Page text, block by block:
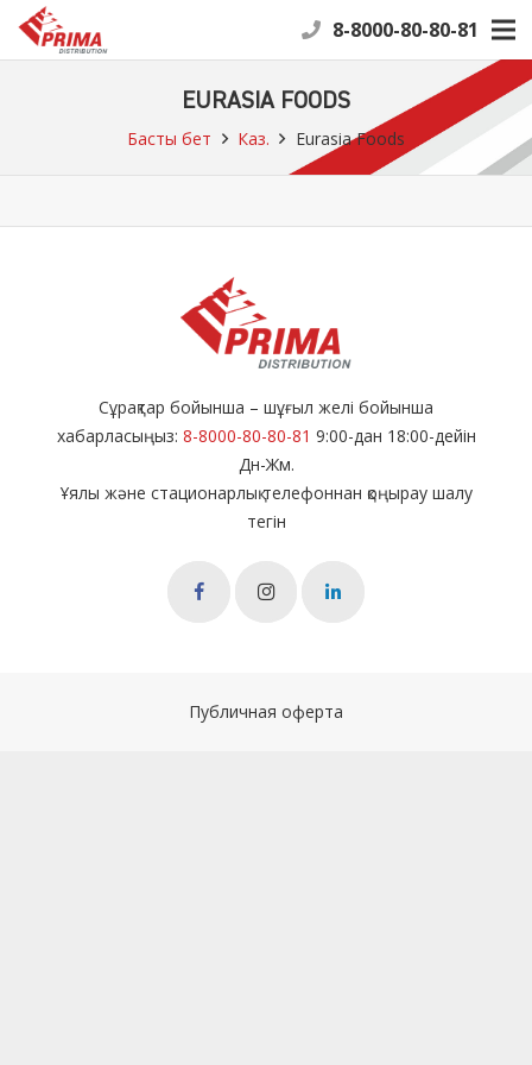
8-8000-80-80-81
EURASIA FOODS
Басты бет Каз. Eurasia Foods
Сұрақтар бойынша – шұғыл желі бойынша
хабарласыңыз: 8-8000-80-80-81 9:00-дан 18:00-дейін
Дн-Жм.
Ұялы және стационарлық телефоннан қоңырау шалу
тегін
Публичная оферта